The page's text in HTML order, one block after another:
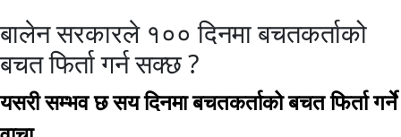
बालेन सरकारले १०० दिनमा बचतकर्ताको
बचत फिर्ता गर्न सक्छ ?
यसरी सम्भव छ सय दिनमा बचतकर्ताको बचत फिर्ता गर्ने